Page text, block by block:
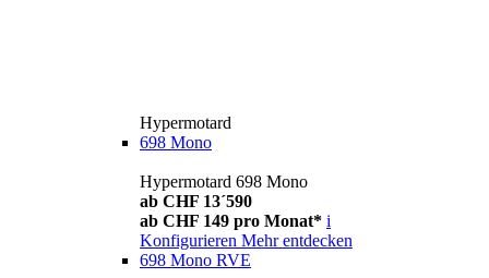
Hypermotard
698 Mono
Hypermotard 698 Mono
ab CHF 13´590
ab CHF 149 pro Monat* i
Konfigurieren Mehr entdecken
698 Mono RVE